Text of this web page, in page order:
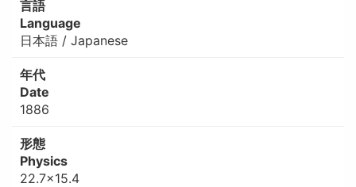
言語
Language
日本語 / Japanese
年代
Date
1886
形態
Physics
22.7×15.4